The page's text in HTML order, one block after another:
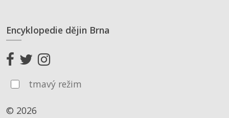
Encyklopedie dějin Brna
tmavý režim
© 2026